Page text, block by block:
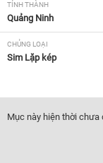
TỈNH THÀNH
Quảng Ninh
CHỦNG LOẠI
Sim Lặp kép
Tất cả
Mục này hiện thời chưa